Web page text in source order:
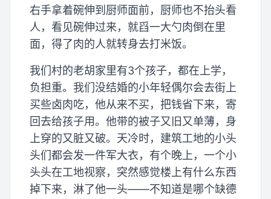
右手拿着碗伸到厨师面前，厨师也不抬头看
人，看见碗伸过来，就舀一大勺肉倒在里
面，得了肉的人就转身去打米饭。
我们村的老胡家里有3个孩子，都在上学，
负担重。我们没结婚的小年轻偶尔会去街上
买些卤肉吃，他从来不买，把钱省下来，寄
回去给孩子用。他带的被子又旧又单薄，身
上穿的又脏又破。天冷时，建筑工地的小头
头们都会发一件军大衣，有个晚上，一个小
头头在工地视察，突然感觉楼上有什么东西
掉下来，淋了他一头——不知道是哪个缺德